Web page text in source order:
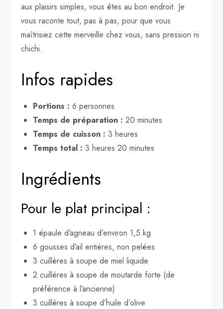
aux plaisirs simples, vous êtes au bon endroit. Je
vous raconte tout, pas à pas, pour que vous
maîtrisiez cette merveille chez vous, sans pression ni
chichi.
Infos rapides
Portions : 6 personnes
Temps de préparation : 20 minutes
Temps de cuisson : 3 heures
Temps total : 3 heures 20 minutes
Ingrédients
Pour le plat principal :
1 épaule d’agneau d’environ 1,5 kg
6 gousses d’ail entières, non pelées
3 cuillères à soupe de miel liquide
2 cuillères à soupe de moutarde forte (de
préférence à l’ancienne)
3 cuillères à soupe d’huile d’olive